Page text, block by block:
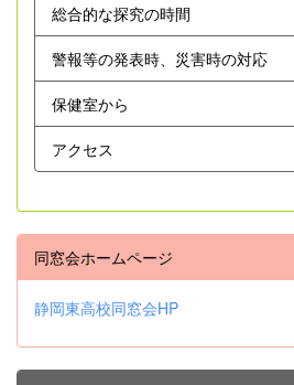
総合的な探究の時間
警報等の発表時、災害時の対応
保健室から
アクセス
同窓会ホームページ
静岡東高校同窓会HP